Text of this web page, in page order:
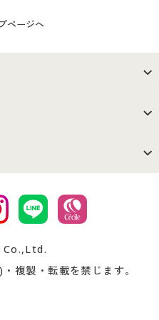
ページへ
会社案内
サイトマップ
お支払は
忘れの場合
複製・転載を禁じます。